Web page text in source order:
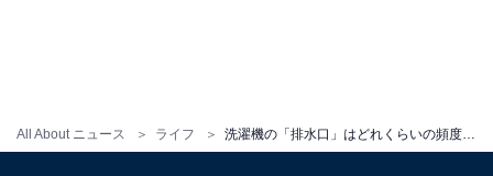
All About ニュース ライフ 洗濯機の「排水口」はどれくらいの頻度で掃除すべき？ 怠ると何が起きる？ 【家電のプロが解説】